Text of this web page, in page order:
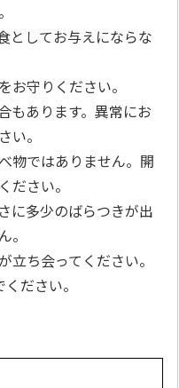
加良品 カムカ
ンタルコーン
ぐるボーン型 S
円
別・税込)
チ 健康に育つ子ね
こ用 まぐろ・かつ
120円
(送料別・税込)
としてお与えにならな
お守りください。
もあります。異常にお
い。
物ではありません。開
ださい。
に多少のばらつきが出
。
立ち会ってください。
ださい。